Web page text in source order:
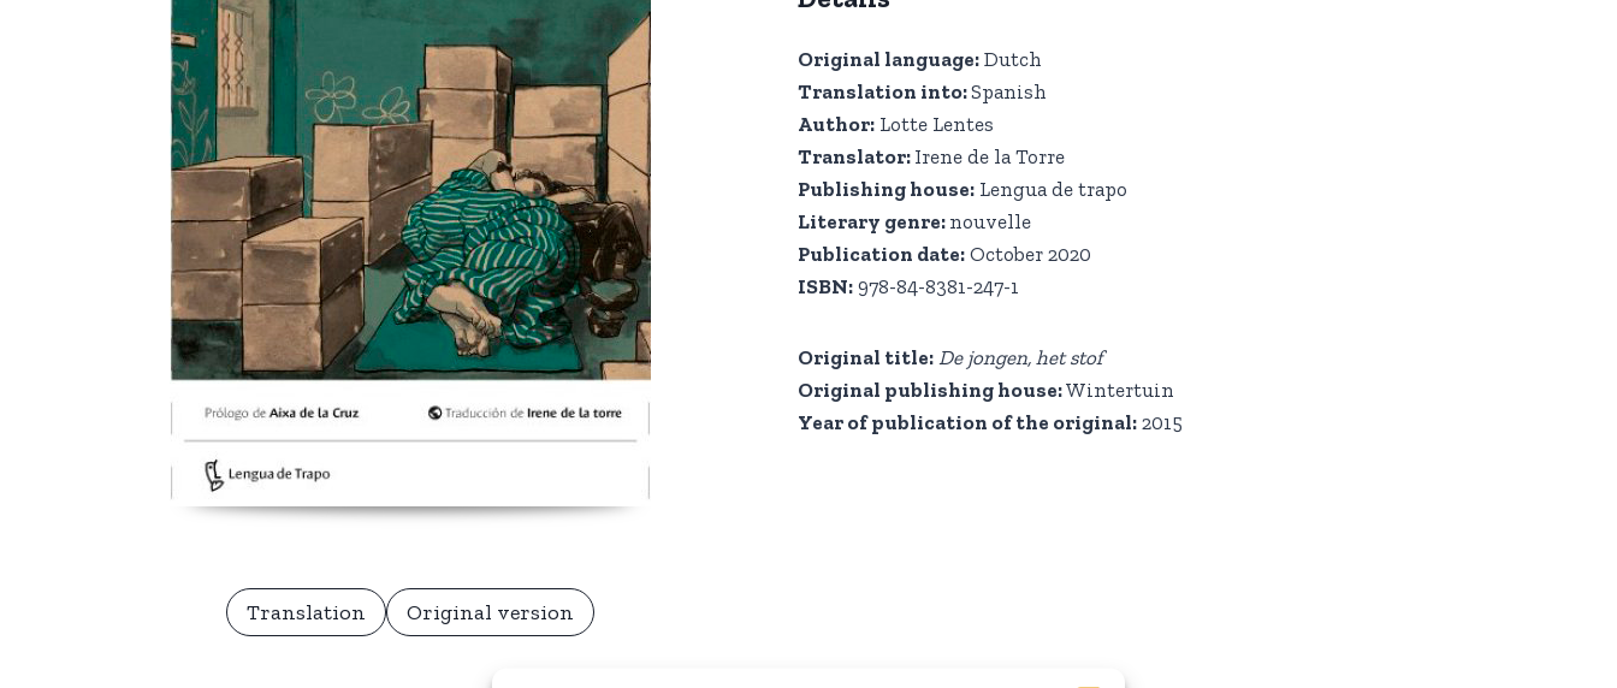
Translation Original version
Original language: Dutch
Translation into:Spanish
Author: Lotte Lentes
Translator: Irene de la Torre
Publishing house: Lengua de trapo
Literary genre: nouvelle
Publication date: October 2020
ISBN: 978-84-8381-247-1
Original title: De jongen, het stof
Original publishing house:Wintertuin
Year of publication of the original: 2015